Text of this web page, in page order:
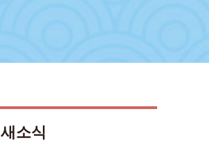
새소식